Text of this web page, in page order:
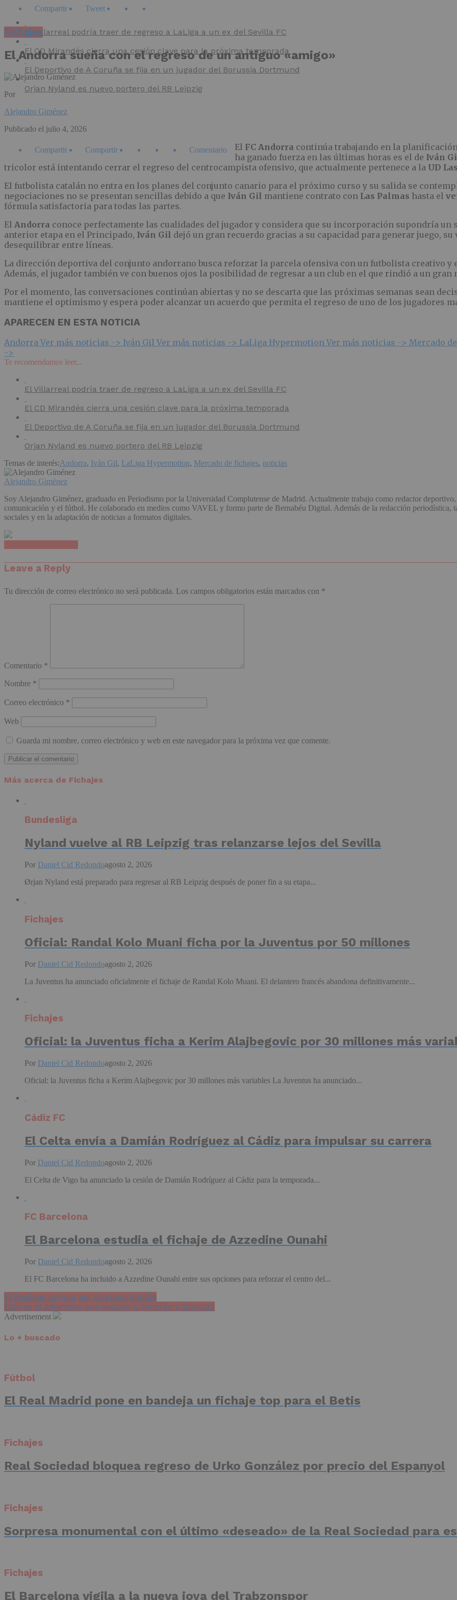
Compartir Tweet
El Villarreal podría traer de regreso a LaLiga a un ex del Sevilla FC
El CD Mirandés cierra una cesión clave para la próxima temporada
El Deportivo de A Coruña se fija en un jugador del Borussia Dortmund
Orjan Nyland es nuevo portero del RB Leipzig
Fichajes
El Andorra sueña con el regreso de un antiguo «amigo»
Por
Alejandro Giménez
Publicado el julio 4, 2026
Compartir Compartir Comentario El FC Andorra continúa trabajando en la
ha ganado fuerza en las últimas horas es el de Iván
tricolor está intentando cerrar el regreso del centrocampista ofensivo, que actualmente pertenece a la UD
El futbolista catalán no entra en los planes del conjunto canario para el próximo curso y su salida se
negociaciones no se presentan sencillas debido a que Iván Gil mantiene contrato con Las Palmas hasta el
fórmula satisfactoria para todas las partes.
El Andorra conoce perfectamente las cualidades del jugador y considera que su incorporación supondría
anterior etapa en el Principado, Iván Gil dejó un gran recuerdo gracias a su capacidad para generar juego,
desequilibrar entre líneas.
La dirección deportiva del conjunto andorrano busca reforzar la parcela ofensiva con un futbolista creativo y
Además, el jugador también ve con buenos ojos la posibilidad de regresar a un club en el que rindió a un
Por el momento, las conversaciones continúan abiertas y no se descarta que las próximas semanas sean
mantiene el optimismo y espera poder alcanzar un acuerdo que permita el regreso de uno de los jugadores
APARECEN EN ESTA NOTICIA
Andorra Ver más noticias -> Iván Gil Ver más noticias -> LaLiga Hypermotion Ver más noticias -> Mercado
->
Te recomendamos leer...
El Villarreal podría traer de regreso a LaLiga a un ex del Sevilla FC
El CD Mirandés cierra una cesión clave para la próxima temporada
El Deportivo de A Coruña se fija en un jugador del Borussia Dortmund
Orjan Nyland es nuevo portero del RB Leipzig
Temas de interés:Andorra, Iván Gil, LaLiga Hypermotion, Mercado de fichajes, noticias
Alejandro Giménez
Soy Alejandro Giménez, graduado en Periodismo por la Universidad Complutense de Madrid. Actualmente trabajo como redactor
comunicación y el fútbol. He colaborado en medios como VAVEL y formo parte de Bernabéu Digital. Además de la redacción periodística,
sociales y en la adaptación de noticias a formatos digitales.
Leave a Reply
Tu dirección de correo electrónico no será publicada. Los campos obligatorios están marcados con *
Comentario *
Nombre *
Correo electrónico *
Web
Guarda mi nombre, correo electrónico y web en este navegador para la próxima vez que comente.
Más acerca de Fichajes
Bundesliga
Nyland vuelve al RB Leipzig tras relanzarse lejos del Sevilla
Por Daniel Cid Redondoagosto 2, 2026
Ørjan Nyland está preparado para regresar al RB Leipzig después de poner fin a su etapa...
Fichajes
Oficial: Randal Kolo Muani ficha por la Juventus por 50 millones
Por Daniel Cid Redondoagosto 2, 2026
La Juventus ha anunciado oficialmente el fichaje de Randal Kolo Muani. El delantero francés abandona definitivamente...
Fichajes
Oficial: la Juventus ficha a Kerim Alajbegovic por 30 millones más
Por Daniel Cid Redondoagosto 2, 2026
Oficial: la Juventus ficha a Kerim Alajbegovic por 30 millones más variables La Juventus ha anunciado...
Cádiz FC
El Celta envía a Damián Rodríguez al Cádiz para impulsar su carrera
Por Daniel Cid Redondoagosto 2, 2026
El Celta de Vigo ha anunciado la cesión de Damián Rodríguez al Cádiz para la temporada...
FC Barcelona
El Barcelona estudia el fichaje de Azzedine Ounahi
Por Daniel Cid Redondoagosto 2, 2026
El FC Barcelona ha incluido a Azzedine Ounahi entre sus opciones para reforzar el centro del...
El Besiktas aprieta por Augusto Batalla
Este es el delantero que seduce a Tenerife y Granada
Advertisement
Lo + buscado
Fútbol
El Real Madrid pone en bandeja un fichaje top para el Betis
Fichajes
Real Sociedad bloquea regreso de Urko González por precio del Espanyol
Fichajes
Sorpresa monumental con el último «deseado» de la Real Sociedad para
Fichajes
El Barcelona vigila a la nueva joya del Trabzonspor